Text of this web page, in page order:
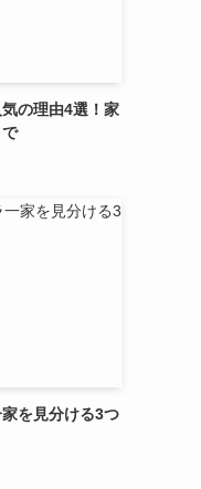
の理由4選！家
を見分ける3つ